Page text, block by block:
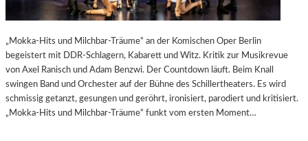
„Mokka-Hits und Milchbar-Träume“ an der Komischen Oper Berlin
begeistert mit DDR-Schlagern, Kabarett und Witz. Kritik zur Musikrevue
von Axel Ranisch und Adam Benzwi. Der Countdown läuft. Beim Knall
swingen Band und Orchester auf der Bühne des Schillertheaters. Es wird
schmissig getanzt, gesungen und geröhrt, ironisiert, parodiert und kritisiert.
„Mokka-Hits und Milchbar-Träume“ funkt vom ersten Moment…